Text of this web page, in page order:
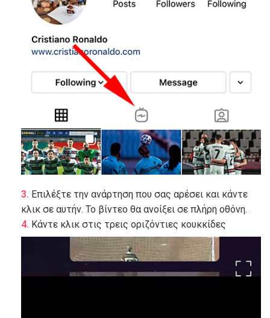
Επιλέξτε την ανάρτηση που σας αρέσει και κάντε
κλικ σε αυτήν. Το βίντεο θα ανοίξει σε πλήρη οθόνη.
Κάντε κλικ στις τρεις οριζόντιες κουκκίδες